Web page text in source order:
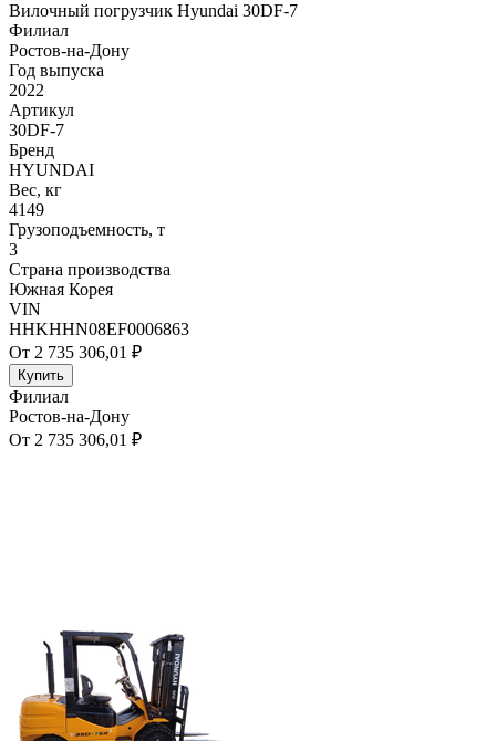
Вилочный погрузчик Hyundai 30DF-7
Филиал
Ростов-на-Дону
Год выпуска
2022
Артикул
30DF-7
Бренд
HYUNDAI
Вес, кг
4149
Грузоподъемность, т
3
Страна производства
Южная Корея
VIN
HHKHHN08EF0006863
От 2 735 306,01 ₽
Купить
Филиал
Ростов-на-Дону
От 2 735 306,01 ₽